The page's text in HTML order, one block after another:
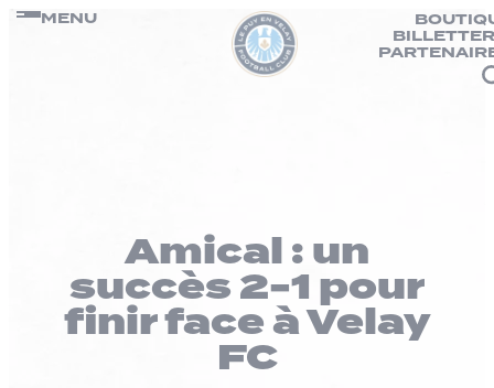
Passer
MENU
Amical : un
succès 2-1 pour
finir face à Velay
FC
Panneau de gestion des cookies